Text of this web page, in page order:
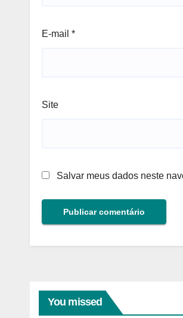
E-mail *
Site
Salvar meus dados neste
You missed